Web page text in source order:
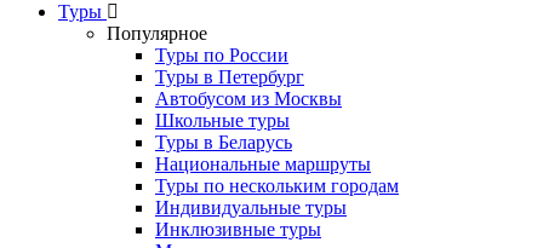
Туры
Популярное
Туры по России
Туры в Петербург
Автобусом из Москвы
Школьные туры
Туры в Беларусь
Национальные маршруты
Туры по нескольким городам
Индивидуальные туры
Инклюзивные туры